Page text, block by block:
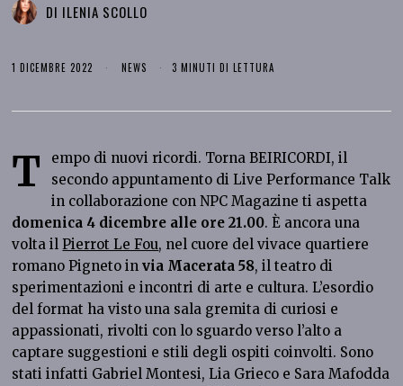
DI ILENIA SCOLLO
1 DICEMBRE 2022 NEWS 3 MINUTI DI LETTURA
T
empo di nuovi ricordi. Torna BEIRICORDI, il
secondo appuntamento di Live Performance Talk
in collaborazione con NPC Magazine ti aspetta
domenica 4 dicembre alle ore 21.00. È ancora una
volta ilPierrot Le Fou, nel cuore del vivace quartiere
romano Pigneto invia Macerata 58, il teatro di
sperimentazioni e incontri di arte e cultura. L’esordio
del format ha visto una sala gremita di curiosi e
appassionati, rivolti con lo sguardo verso l’alto a
captare suggestioni e stili degli ospiti coinvolti. Sono
stati infatti Gabriel Montesi, Lia Grieco e Sara Mafodda